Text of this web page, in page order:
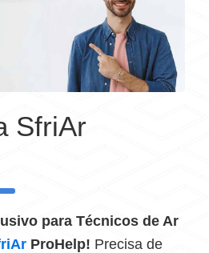
SfriAr
para Técnicos de Ar
ProHelp! Precisa de